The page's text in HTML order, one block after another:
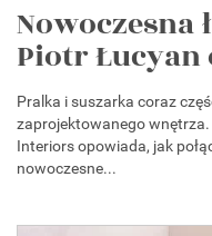
Nowoczesna
Piotr Łucyan
Pralka i suszarka coraz
zaprojektowanego
Interiors opowiada, jak
nowoczesne...